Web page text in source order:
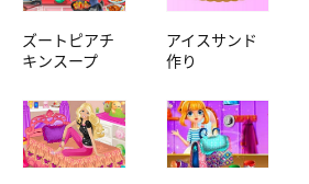
ズートピアチ
キンスープ
アイスサンド
作り